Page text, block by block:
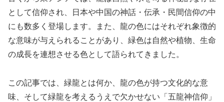
として信仰され、日本や中国の神話・伝承・民間信仰の中
にも数多く登場します。また、龍の色にはそれぞれ象徴的
な意味が与えられることがあり、緑色は自然や植物、生命
の成長を連想させる色として語られてきました。
この記事では、緑龍とは何か、龍の色が持つ文化的な意
味、そして緑龍を考えるうえで欠かせない「五龍神信仰」